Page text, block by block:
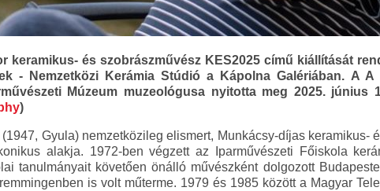
keramikus- és szobrászművész KES2025 című kiállítását
- Nemzetközi Kerámia Stúdió a Kápolna Galériában. A
Múzeum muzeológusa nyitotta meg 2025. június
)
Gyula) nemzetközileg elismert, Munkácsy-díjas keramikus-
alakja. 1972-ben végzett az Iparművészeti Főiskola
tanulmányait követően önálló művészként dolgozott
is volt műterme. 1979 és 1985 között a Magyar